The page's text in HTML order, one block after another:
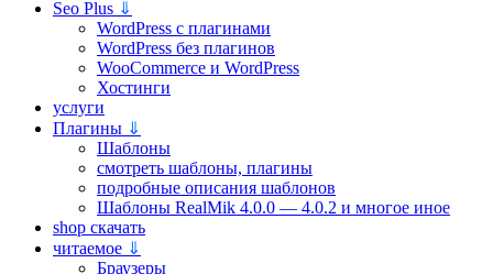
Seo Plus ⇓
WordPress c плагинами
WordPress без плагинов
WooCommerce и WordPress
Хостинги
услуги
Плагины ⇓
Шаблоны
смотреть шаблоны, плагины
подробные описания шаблонов
Шаблоны RealMik 4.0.0 — 4.0.2 и многое иное
shop скачать
читаемое ⇓
Браузеры